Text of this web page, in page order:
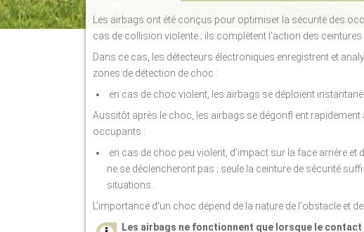
Les airbags ont été conçus pour optimiser la sécurité des
cas de collision violente ; ils complètent l'action des
Dans ce cas, les détecteurs électroniques enregistrent et
zones de détection de choc :
en cas de choc violent, les airbags se déploient
Aussitôt après le choc, les airbags se dégonfl ent rapidement
occupants :
en cas de choc peu violent, d'impact sur la face arrière
ne se déclencheront pas ; seule la ceinture de sécurité
situations.
L'importance d'un choc dépend de la nature de l'obstacle et
Les airbags ne fonctionnent que lorsque le contact